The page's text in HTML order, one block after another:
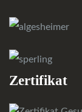
Zertifikat